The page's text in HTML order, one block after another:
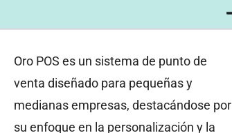
Oro POS es un sistema de punto de
venta diseñado para pequeñas y
medianas empresas, destacándose por
su enfoque en la personalización y la